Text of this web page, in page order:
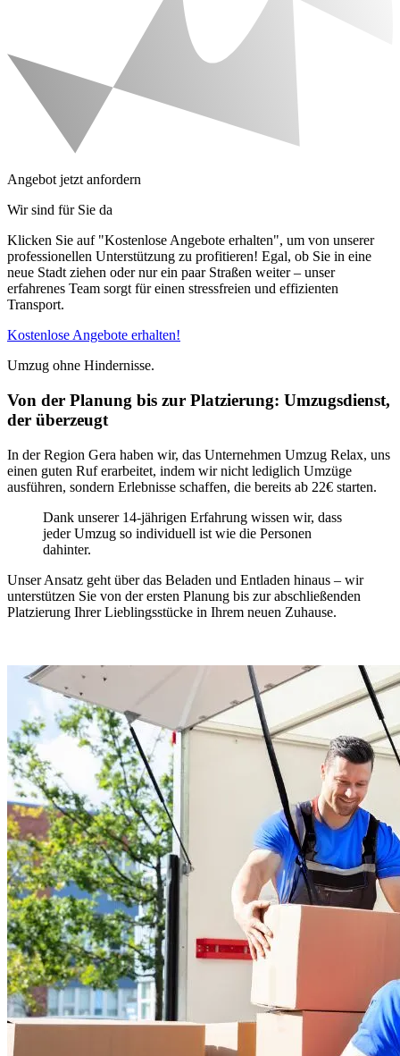
Angebot jetzt anfordern
Wir sind für Sie da
Klicken Sie auf "Kostenlose Angebote erhalten", um von unserer
professionellen Unterstützung zu profitieren! Egal, ob Sie in eine
neue Stadt ziehen oder nur ein paar Straßen weiter – unser
erfahrenes Team sorgt für einen stressfreien und effizienten
Transport.
Kostenlose Angebote erhalten!
Umzug ohne Hindernisse.
Von der Planung bis zur Platzierung: Umzugsdienst,
der überzeugt
In der Region Gera haben wir, das Unternehmen Umzug Relax, uns
einen guten Ruf erarbeitet, indem wir nicht lediglich Umzüge
ausführen, sondern Erlebnisse schaffen, die bereits ab 22€ starten.
Dank unserer 14-jährigen Erfahrung wissen wir, dass
jeder Umzug so individuell ist wie die Personen
dahinter.
Unser Ansatz geht über das Beladen und Entladen hinaus – wir
unterstützen Sie von der ersten Planung bis zur abschließenden
Platzierung Ihrer Lieblingsstücke in Ihrem neuen Zuhause.